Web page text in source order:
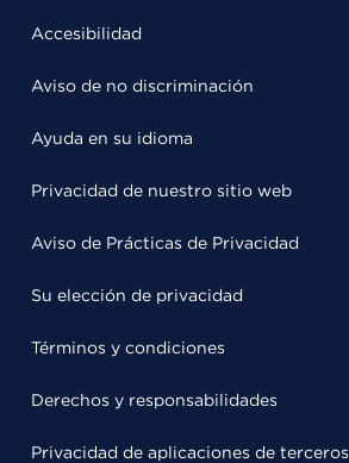
Accesibilidad
Aviso de no discriminación
Ayuda en su idioma
Privacidad de nuestro sitio web
Aviso de Prácticas de Privacidad
Su elección de privacidad
Términos y condiciones
Derechos y responsabilidades
Privacidad de aplicaciones de terceros